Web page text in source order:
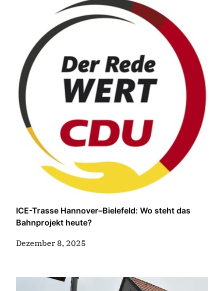
ICE-Trasse Hannover–Bielefeld: Wo steht das
Bahnprojekt heute?
Dezember 8, 2025